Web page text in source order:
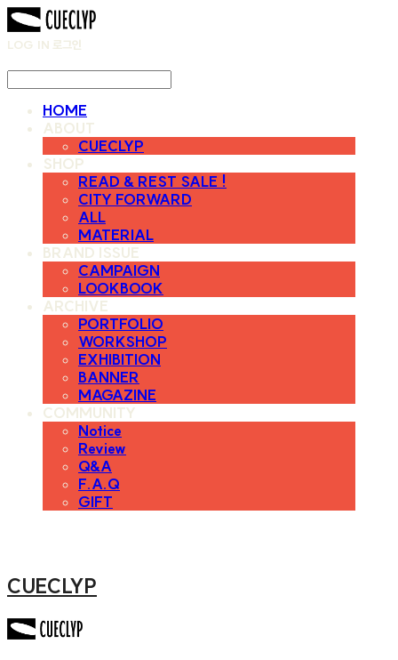
LOG IN 로그인
HOME
ABOUT
CUECLYP
SHOP
READ & REST SALE !
CITY FORWARD
ALL
MATERIAL
BRAND ISSUE
CAMPAIGN
LOOKBOOK
ARCHIVE
PORTFOLIO
WORKSHOP
EXHIBITION
BANNER
MAGAZINE
COMMUNITY
Notice
Review
Q&A
F.A.Q
GIFT
CUECLYP